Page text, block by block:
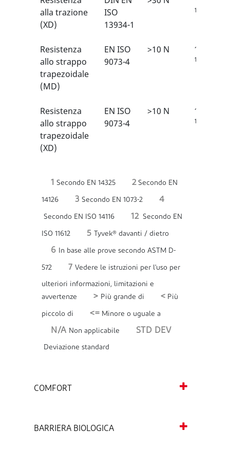
alla trazione
(XD)
ISO
13934-1
1
Resistenza
allo strappo
trapezoidale
(MD)
EN ISO
9073-4
>10 N 1/6
1
Resistenza
allo strappo
trapezoidale
(XD)
EN ISO
9073-4
>10 N 1/6
1
1 Secondo EN 14325 2Secondo EN
14126 3 Secondo EN 1073-2 4
Secondo EN ISO 14116 12Secondo EN
ISO 11612 5 Tyvek® davanti / dietro
6 In base alle prove secondo ASTM D-
572 7 Vedere le istruzioni per l'uso per
ulteriori informazioni, limitazioni e
avvertenze
> Più grande di < Più
piccolo di <= Minore o uguale a
N/A Non applicabile STD DEV
Deviazione standard
COMFORT
BARRIERA BIOLOGICA